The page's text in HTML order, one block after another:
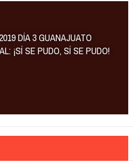
DÍA 3 GUANAJUATO
¡SÍ SE PUDO, SÍ SE PUDO!